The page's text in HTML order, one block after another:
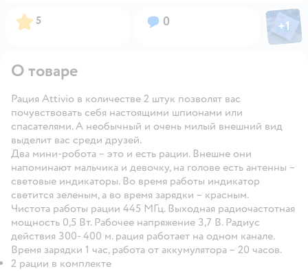
Рейтинг:
5 Вопросов:
0 Фото
+1
О товаре
Рация Attivio в количестве 2 штук позволят вас
почувствовать себя настоящими шпионами или
спасателями. А необычный и очень милый внешний вид
выделит вас среди друзей.
Два мини-робота – это и есть рации. Внешне они
напоминают мальчика и девочку, на голове есть антенны –
световые индикаторы. Во время работы индикатор
светится зеленым, а во время зарядки – красным.
Чистота работы рации 445 МГц. Выходная радиочастотная
мощность 0,5 Вт. Рабочее напряжение 3,7 В. Радиус
действия 300- 400 м. рация работает на одном канале.
Время зарядки 1 час, работа от аккумулятора – 20 часов.
2 рации в комплекте